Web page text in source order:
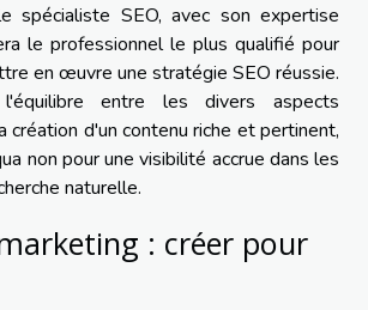
spécialiste SEO, avec son expertise
le professionnel le plus qualifié pour
en œuvre une stratégie SEO réussie.
entre les divers aspects
création d'un contenu riche et pertinent,
non pour une visibilité accrue dans les
naturelle.
: créer pour